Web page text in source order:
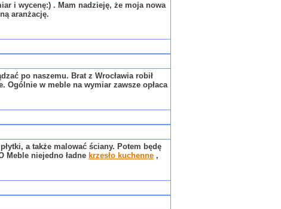
i wycenę:) . Mam nadzieję, że moja nowa
aranżację.
po naszemu. Brat z Wrocławia robił
Ogólnie w meble na wymiar zawsze opłaca
a także malować ściany. Potem będę
Meble niejedno ładne krzesło kuchenne ,